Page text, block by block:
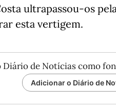
ultrapassou-os
esta vertigem.
Diário de Notícias como
Adicionar o Diário de